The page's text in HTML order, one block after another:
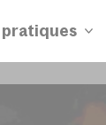
pratiques